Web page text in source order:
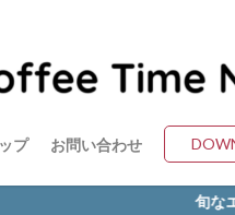
プ お問い合わせ
旬なエンタメ情報